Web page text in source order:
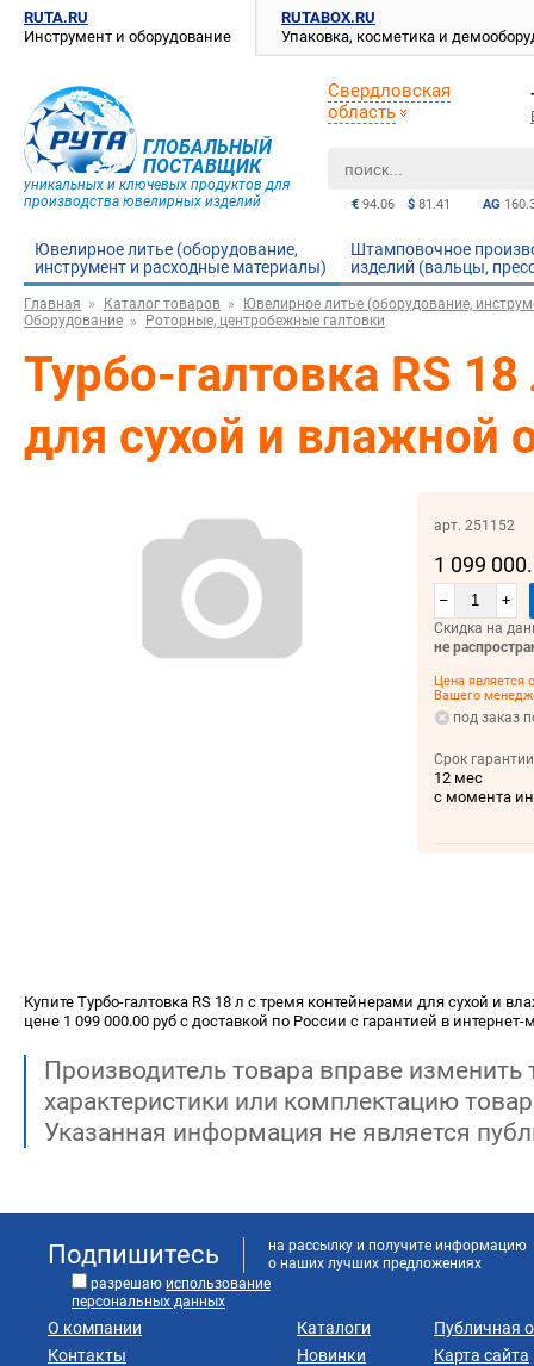
RUTA.RU
Инструмент и оборудование
RUTABOX.RU
Упаковка, косметика и
ГЛОБАЛЬНЫЙ
ПОСТАВЩИК
уникальных и ключевых продуктов для
производства ювелирных изделий
AG
€ 94.06 $ 81.41
Свердловская
область
Ювелирное литье (оборудование,
инструмент и расходные материалы)
Штамповочное
изделий (вальцы,
Главная Каталог товаров
Ювелирное литье (оборудование,
Оборудование
Роторные, центробежные галтовки
Турбо-галтовка RS
для сухой и влажной
арт. 251152
1 099
– +
Скидка на
не
Цена является
Вашего
под заказ
Срок
12 мес
с момента
Купите Турбо-галтовка RS 18 л с тремя контейнерами для сухой и
цене 1 099 000.00 руб с доставкой по России с гарантией в
Производитель товара вправе изменить
характеристики или комплектацию
Указанная информация не является
Подпишитесь
на рассылку и получите информацию
о наших лучших предложениях
разрешаю использование
персональных данных
О компании
Контакты
Каталоги
Новинки
Публичная
Карта сайта